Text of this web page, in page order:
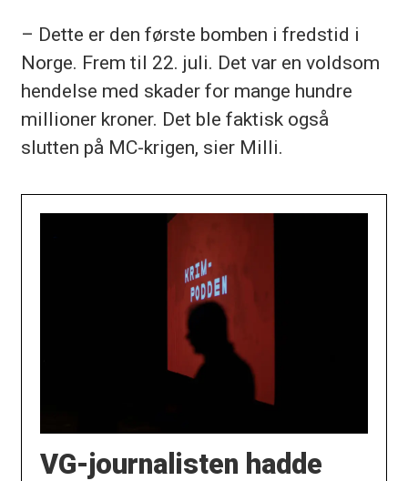
– Dette er den første bomben i fredstid i
Norge. Frem til 22. juli. Det var en voldsom
hendelse med skader for mange hundre
millioner kroner. Det ble faktisk også
slutten på MC-krigen, sier Milli.
VG-journalisten hadde